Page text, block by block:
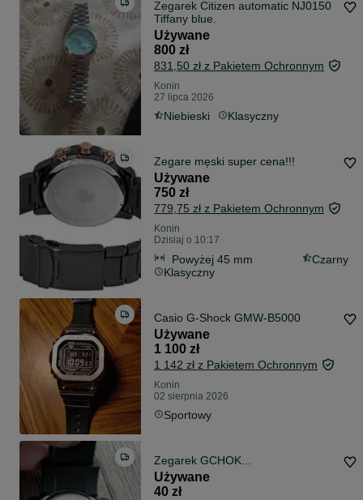
Zegarek Citizen automatic NJ0150
Tiffany blue.
Używane
800 zł
831,50 zł z Pakietem Ochronnym
Konin
27 lipca 2026
Niebieski Klasyczny
Zegare męski super cena!!!
Używane
750 zł
779,75 zł z Pakietem Ochronnym
Konin
Dzisiaj o 10:17
Powyżej 45 mm
Czarny
Klasyczny
Casio G-Shock GMW-B5000
Używane
1 100 zł
1 142 zł z Pakietem Ochronnym
Konin
02 sierpnia 2026
Sportowy
Zegarek GCHOK...
Używane
40 zł